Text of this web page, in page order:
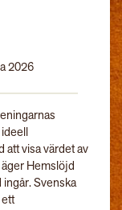
2026
att visa värdet av
Hemslöjd
Svenska